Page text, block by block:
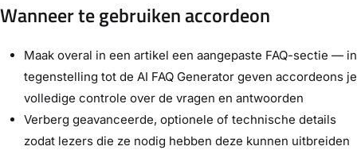
Wanneer te gebruiken accordeon
Maak overal in een artikel een aangepaste FAQ-sectie — in
tegenstelling tot de AI FAQ Generator geven accordeons je
volledige controle over de vragen en antwoorden
Verberg geavanceerde, optionele of technische details
zodat lezers die ze nodig hebben deze kunnen uitbreiden